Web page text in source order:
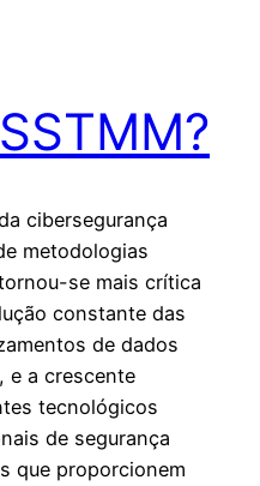
cibersegurança
metodologias
se mais crítica
constante das
de dados
e a crescente
tecnológicos
de segurança
que proporcionem